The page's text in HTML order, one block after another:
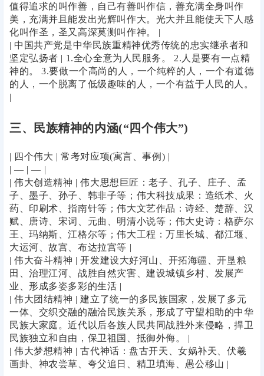
值得追求的叫作善，自己有善叫作信，善充满全身叫作
美，充满并且能发出光辉叫作大。光大并且能使天下人感
化叫作圣，圣又高深莫测叫作神。 |
| 中国共产党是中华民族重精神优秀传统的忠实继承者和
坚定弘扬者 | 1.全心全意为人民服务。 2.人是要有一点精
神的。 3.要做一个高尚的人，一个纯粹的人，一个有道德
的人，一个脱离了低级趣味的人，一个有益于人民的人。
|
三、民族精神的内涵(“四个伟大”)
| 四个伟大 | 常考对应项(寓言、事例) |
| — | — |
| 伟大创造精神 | 伟大思想巨匠：老子、孔子、庄子、孟
子、墨子、孙子、韩非子等；伟大科技成果：造纸术、火
药、印刷术、指南针等；伟大文艺作品：诗经、楚辞、汉
赋、唐诗、宋词、元曲、明清小说等；伟大史诗：格萨尔
王、玛纳斯、江格尔等；伟大工程：万里长城、都江堰、
大运河、故宫、布达拉宫等 |
| 伟大奋斗精神 | 开发建设大好河山、开拓海疆、开垦粮
田、治理江河、战胜自然灾害、建设城镇乡村、发展产
业、形成多姿多彩的生活 |
| 伟大团结精神 | 建立了统一的多民族国家，发展了多元
一体、交织交融的融洽民族关系，形成了守望相助的中华
民族大家庭。近代以后各族人民共同战胜外来侵略，捍卫
民族独立和自由，保卫祖国、抵御外侮。 |
| 伟大梦想精神 | 古代神话：盘古开天、女娲补天、伏羲
画卦、神农尝草、夸父追日、精卫填海、愚公移山 |